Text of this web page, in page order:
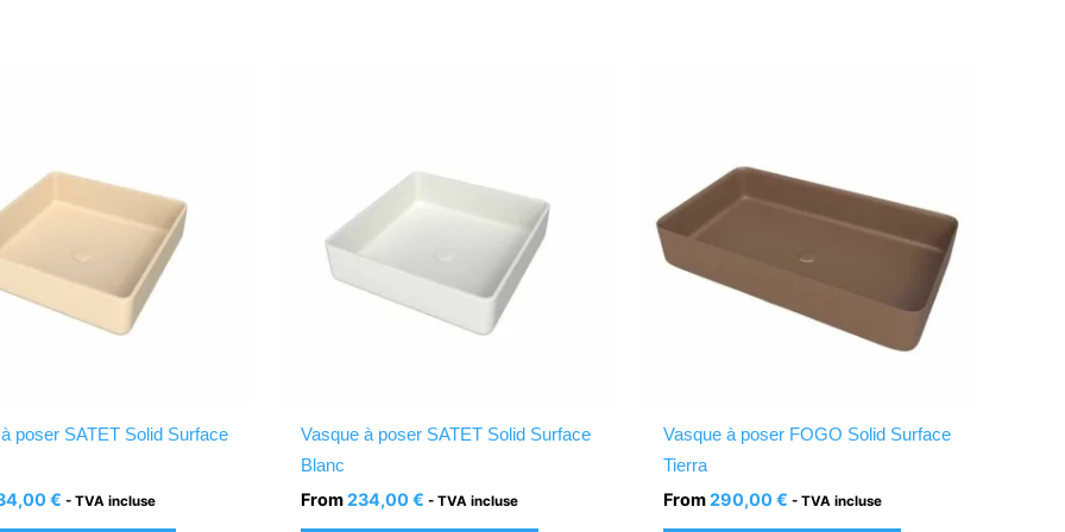
poser SATET Solid Surface
€ - TVA incluse
variations.
Les
Vasque à poser SATET Solid Surface
Blanc
From234,00€ - TVA incluse
variations.
Les
Vasque à poser FOGO Solid Surface
Tierra
From290,00€ - TVA incluse
variations.
Les
options
peuvent
être
choisies